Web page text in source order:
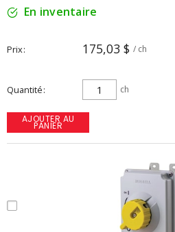
En inventaire
Prix 175,03 $ / ch
Quantité ch
AJOUTER AU
PANIER